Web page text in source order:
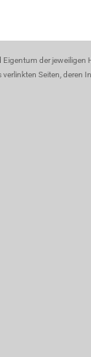
der
Seiten, deren